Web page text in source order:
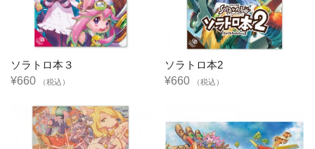
ソラトロ本３
¥660
（税込）
ソラトロ本2
¥660
（税込）